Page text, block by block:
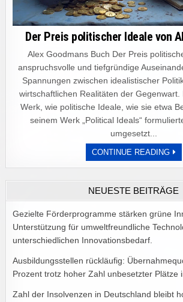
Der Preis politischer Ideale von
Alex Goodmans Buch Der Preis
anspruchsvolle und tiefgründige
Spannungen zwischen idealistischer
wirtschaftlichen Realitäten der
Werk, wie politische Ideale, wie sie etwa
seinem Werk „Political Ideals“
umgesetzt...
CONTINUE READINGDER
NEUESTE BEITRÄGE
Gezielte Förderprogramme stärken grüne
Unterstützung für umweltfreundliche
unterschiedlichen Innovationsbedarf.
Ausbildungsstellen rückläufig:
Prozent trotz hoher Zahl unbesetzter Plätze
Zahl der Insolvenzen in Deutschland bleibt